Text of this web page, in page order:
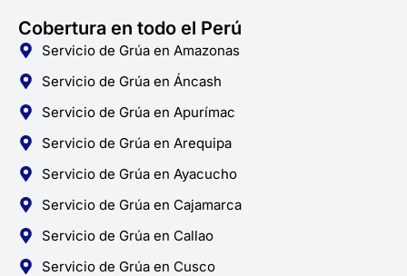
Cobertura en todo el Perú
Servicio de Grúa en Amazonas
Servicio de Grúa en Áncash
Servicio de Grúa en Apurímac
Servicio de Grúa en Arequipa
Servicio de Grúa en Ayacucho
Servicio de Grúa en Cajamarca
Servicio de Grúa en Callao
Servicio de Grúa en Cusco